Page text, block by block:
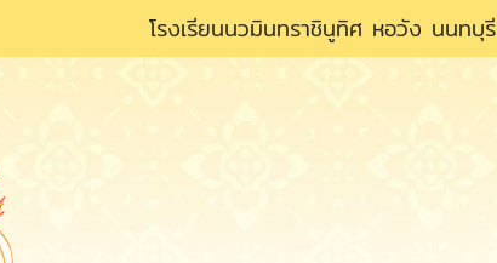
โรงเรียนนวมินทราชินูทิศ หอวัง นนทบุรี